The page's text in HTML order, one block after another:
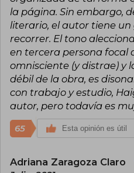
la página. Sin embargo,
literario, el autor tiene
recorrer. El tono
en tercera persona focal
omnisciente (y distrae) y
débil de la obra, es
con trabajo y estudio,
autor, pero todavía es
65 Esta opinión es útil
Adriana Zaragoza Claro